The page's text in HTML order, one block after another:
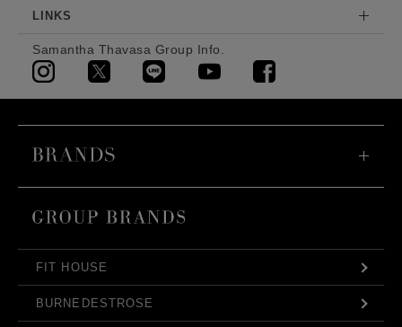
LINKS
Samantha Thavasa Group Info.
FIT HOUSE
BURNEDESTROSE